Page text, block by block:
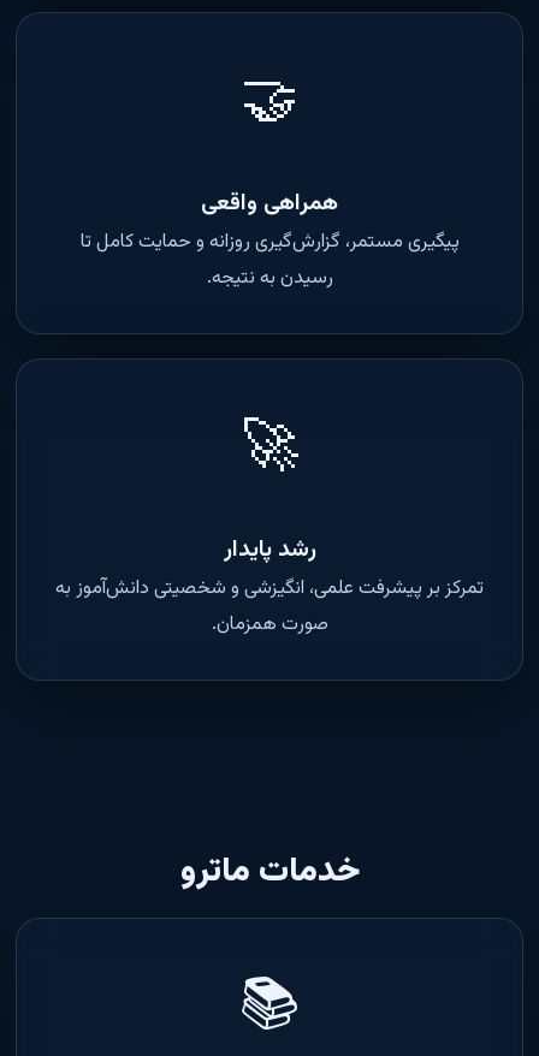
🤝
همراهی واقعی
پیگیری مستمر، گزارش‌گیری روزانه و حمایت کامل تا
رسیدن به نتیجه.
🚀
رشد پایدار
تمرکز بر پیشرفت علمی، انگیزشی و شخصیتی دانش‌آموز به
صورت همزمان.
خدمات ماترو
📚